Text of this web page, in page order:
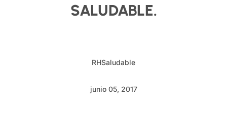
SALUDABLE.
RHSaludable
junio 05, 2017